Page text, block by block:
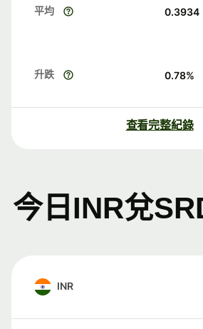
平均 0.3934
升跌 0.78%
查看完整紀錄
今日INR兌
INR